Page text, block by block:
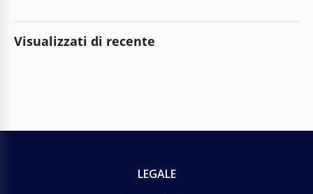
Visualizzati di recente
LEGALE